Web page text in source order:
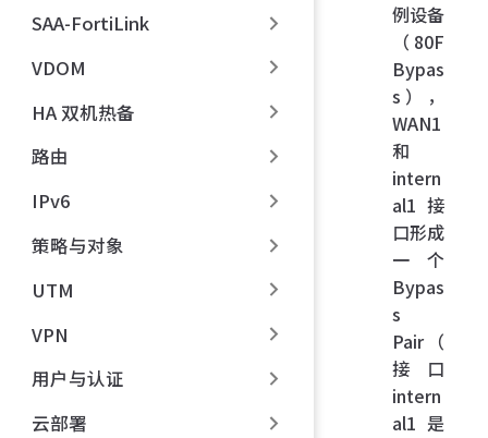
SAA-FortiLink
VDOM
HA 双机热备
路由
IPv6
策略与对象
UTM
VPN
用户与认证
云部署
例设备
（80F
Bypas
s），
WAN1
和
intern
al1 接
口形成
一个
Bypas
s
Pair（
接口
intern
al1 是